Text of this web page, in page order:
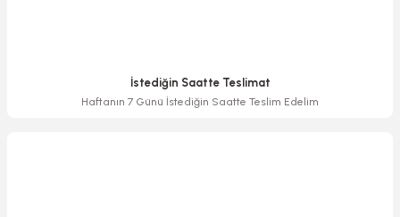
İstediğin Saatte Teslimat
Haftanın 7 Günü İstediğin Saatte Teslim Edelim